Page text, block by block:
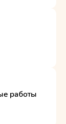
работы